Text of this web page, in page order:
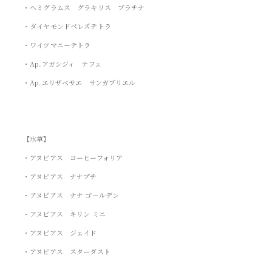
・ヘミグラムス グラキリス プラチナ
・ダイヤモンドペレズテトラ
・ワイツマニーテトラ
・Ap.アガシジィ テフェ
・Ap.エリザベサエ サンガブリエル
【水草】
・アヌビアス コーヒーフォリア
・アヌビアス ナナプチ
・アヌビアス ナナ ゴールデン
・アヌビアス キリン ミニ
・アヌビアス ジェイド
・アヌビアス スターダスト